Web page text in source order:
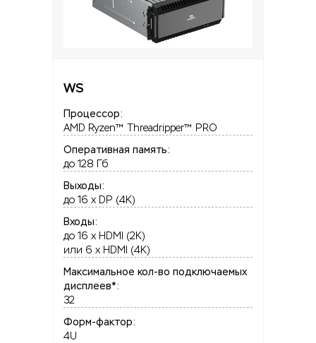
WS
Процессор:
AMD Ryzen™ Threadripper™ PRO
Оперативная память:
до 128 Гб
Выходы:
до 16 x DP (4K)
Входы:
до 16 x HDMI (2K)
или 6 x HDMI (4K)
Максимальное кол-во подключаемых
дисплеев*:
32
Форм-фактор:
4U